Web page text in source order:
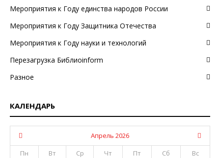
Мероприятия к Году единства народов России
Мероприятия к Году Защитника Отечества
Мероприятия к Году науки и технологий
Перезагрузка Библиоinform
Разное
КАЛЕНДАРЬ
Апрель 2026
Пн
Вт Ср Чт Пт Сб Вс